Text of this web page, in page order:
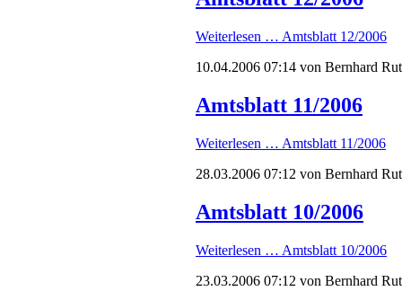
Weiterlesen … Amtsblatt 12/2006
10.04.2006 07:14 von Bernhard
Amtsblatt 11/2006
Weiterlesen … Amtsblatt 11/2006
28.03.2006 07:12 von Bernhard
Amtsblatt 10/2006
Weiterlesen … Amtsblatt 10/2006
23.03.2006 07:12 von Bernhard